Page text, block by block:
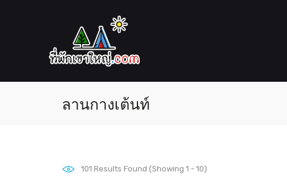
ลานกางเต้นท์
101 Results Found (Showing 1 - 10)